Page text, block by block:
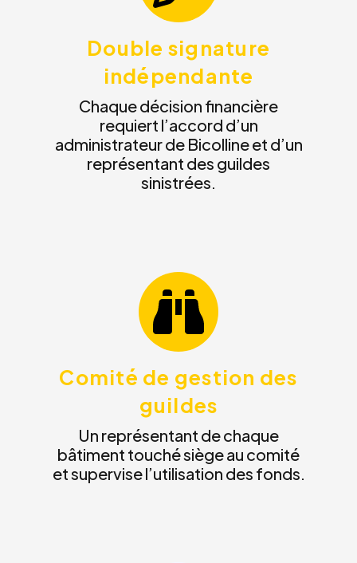
Double signature
indépendante
Chaque décision financière
requiert l’accord d’un
administrateur de Bicolline et d’un
représentant des guildes
sinistrées.
Comité de gestion des
guildes
Un représentant de chaque
bâtiment touché siège au comité
et supervise l’utilisation des fonds.